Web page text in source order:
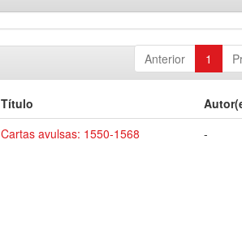
Anterior 1
Título
Cartas avulsas: 1550-1568 -